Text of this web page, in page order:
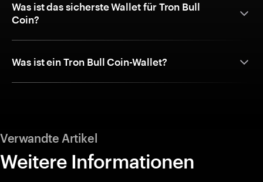
Was ist das sicherste Wallet für Tron Bull
Coin?
Was ist ein Tron Bull Coin-Wallet?
Verwandte Artikel
Weitere Informationen